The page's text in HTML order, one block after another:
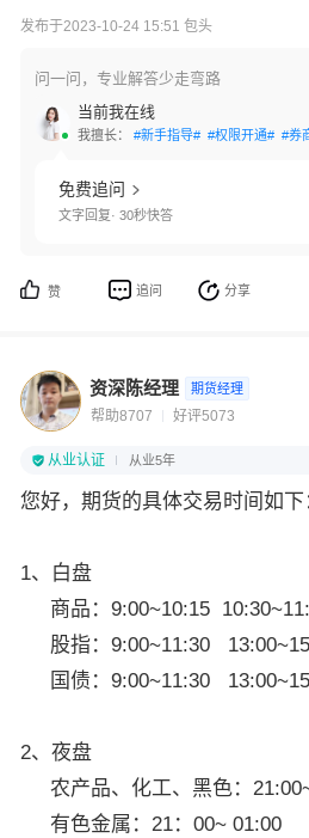
发布于2023-10-24 15:51 包头
问一问，专业解答少走弯路
当前我在线
我擅长： #新手指导# #权限开通# #券
免费追问
文字回复· 30秒快答
赞 追问 分享
资深陈经理 期货经理
帮助8707 好评5073
从业认证 从业5年
您好，期货的具体交易时间如下
1、白盘
商品：9:00~10:15
股指：9:00~11:30
国债：9:00~11:30
2、夜盘
农产品、化工、黑色：
有色金属：21：00~ 01:00